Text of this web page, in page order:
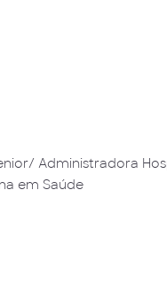
Administradora
em Saúde